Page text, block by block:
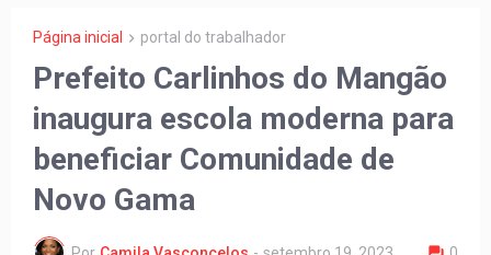
Página inicial portal do trabalhador
Prefeito Carlinhos do Mangão
inaugura escola moderna para
beneficiar Comunidade de
Novo Gama